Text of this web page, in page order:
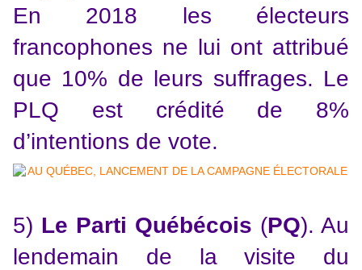
En 2018 les électeurs
francophones ne lui ont attribué
que 10% de leurs suffrages. Le
PLQ est crédité de 8%
d’intentions de vote.
5) Le Parti Québécois (PQ). Au
lendemain de la visite du